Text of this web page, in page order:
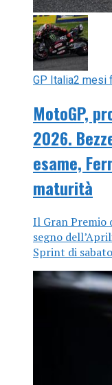
GP Italia2 mesi
MotoGP,
2026.
esame,
maturità
Il Gran Premio
segno
Sprint di